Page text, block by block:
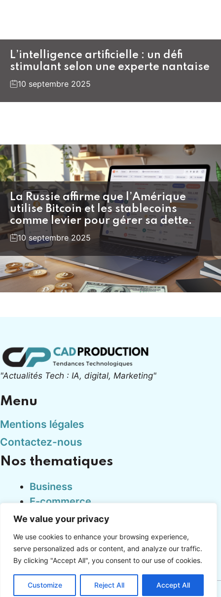
We value your privacy
We use cookies to enhance your browsing experience,
serve personalized ads or content, and analyze our traffic.
By clicking "Accept All", you consent to our use of cookies.
Customize Reject All Accept All
L’intelligence artificielle : un défi
stimulant selon une experte nantaise
10 septembre 2025
La Russie affirme que l’Amérique
utilise Bitcoin et les stablecoins
comme levier pour gérer sa dette.
10 septembre 2025
"Actualités Tech : IA, digital, Marketing"
Menu
Mentions légales
Contactez-nous
Nos thematiques
Business
E-commerce
Finance
Marketing
Tech
Copyright © cadproduction.fr 2024